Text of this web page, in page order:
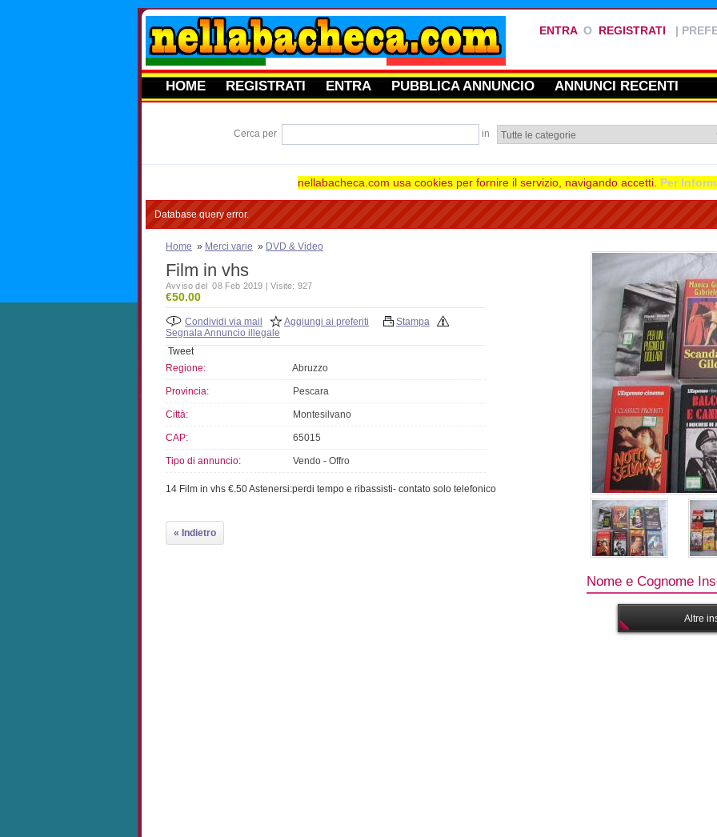
ENTRAO REGISTRATI |
HOME REGISTRATI ENTRA PUBBLICA ANNUNCIO ANNUNCI RECENTI
Cerca per in
nellabacheca.com usa cookies per fornire il servizio, navigando accetti. Per
Database query error.
Home » Merci varie » DVD & Video
Film in vhs
Avviso del 08 Feb 2019 | Visite: 927
€50.00
Condividi via mail Aggiungi ai preferiti
Stampa
Segnala Annuncio illegale
Tweet
Regione:
Abruzzo
Provincia: Pescara
Città: Montesilvano
CAP: 65015
Tipo di annuncio: Vendo - Offro
14 Film in vhs €.50 Astenersi:perdi tempo e ribassisti- contato solo telefonico
« Indietro
Nome e Cognome
Altre